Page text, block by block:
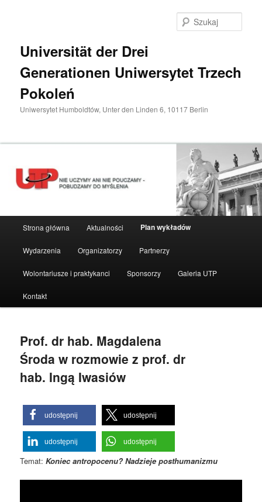
Universität der Drei
Generationen Uniwersytet Trzech
Pokoleń
Uniwersytet Humboldtów, Unter den Linden 6, 10117 Berlin
Strona główna Aktualności Plan wykładów
Wydarzenia Organizatorzy Partnerzy
Wolontariusze i praktykanci Sponsorzy Galeria UTP
Kontakt
Prof. dr hab. Magdalena
Środa w rozmowie z prof. dr
hab. Ingą Iwasiów
udostępnij udostępnij
udostępnij udostępnij
Temat: Koniec antropocenu? Nadzieje posthumanizmu